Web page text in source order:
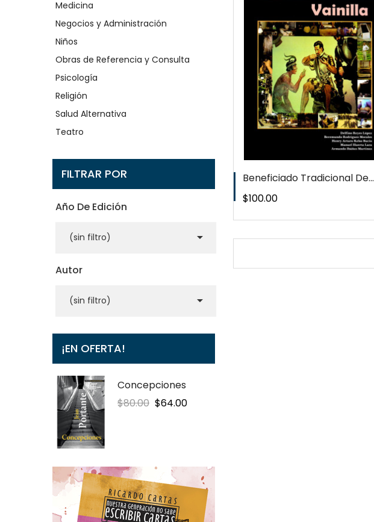
Medicina
Negocios y Administración
Niños
Obras de Referencia y Consulta
Psicología
Religión
Salud Alternativa
Teatro
FILTRAR POR
Año De Edición
(sin filtro) 
Autor
(sin filtro) 
¡EN OFERTA!
Concepciones
Precio
$80.00 Precio
$64.00
QUICKVIEW
Beneficiado Tradicional De...
Precio
$100.00